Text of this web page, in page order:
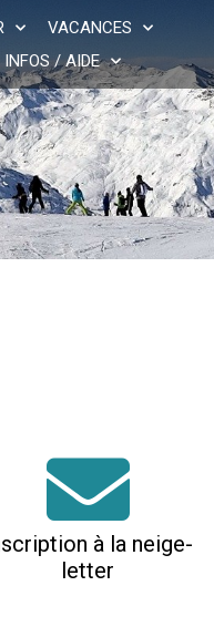
VACANCES
INFOS / AIDE
à la neige-
letter